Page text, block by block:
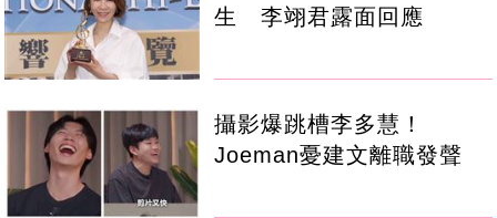
生 李翊君露面回應
攝影爆跳槽李多慧！
Joeman憂建文離職發聲